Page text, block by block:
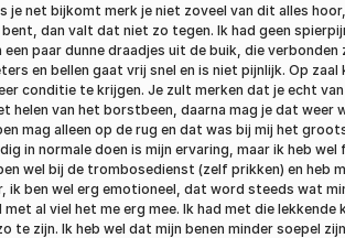
net bijkomt merk je niet zoveel van dit alles
dan valt dat niet zo tegen. Ik had geen
paar dunne draadjes uit de buik, die
en bellen gaat vrij snel en is niet pijnlijk. Op
conditie te krijgen. Je zult merken dat je echt
van het borstbeen, daarna mag je dat weer
mag alleen op de rug en dat was bij mij het
in normale doen is mijn ervaring, maar ik heb
wel bij de trombosedienst (zelf prikken) en
ik ben wel erg emotioneel, dat word steeds wat
al viel het me erg mee. Ik had met die
zijn. Ik heb wel dat mijn benen minder soepel